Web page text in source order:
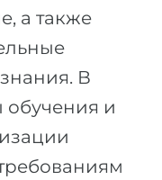
поступают
а также
В
обучения и